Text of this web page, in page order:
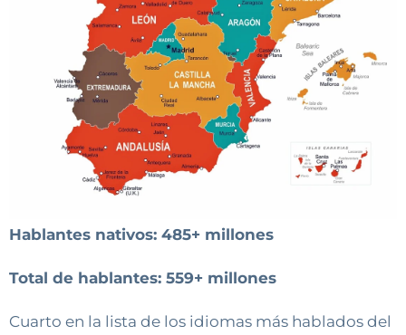
Hablantes nativos: 485+ millones
Total de hablantes: 559+ millones
Cuarto en la lista de los idiomas más hablados del